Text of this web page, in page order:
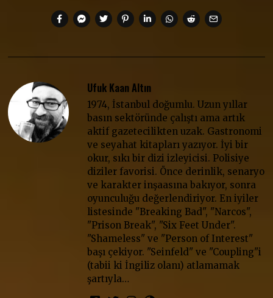
Ufuk Kaan Altın
1974, İstanbul doğumlu. Uzun yıllar
basın sektöründe çalıştı ama artık
aktif gazetecilikten uzak. Gastronomi
ve seyahat kitapları yazıyor. İyi bir
okur, sıkı bir dizi izleyicisi. Polisiye
diziler favorisi. Önce derinlik, senaryo
ve karakter inşaasına bakıyor, sonra
oyunculuğu değerlendiriyor. En iyiler
listesinde "Breaking Bad", "Narcos",
"Prison Break", "Six Feet Under".
"Shameless" ve "Person of Interest"
başı çekiyor. "Seinfeld" ve "Coupling"i
(tabii ki İngiliz olanı) atlamamak
şartıyla…